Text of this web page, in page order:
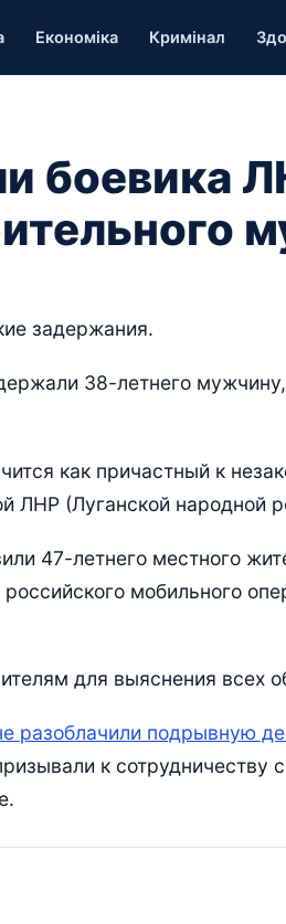
Економіка Кримінал
боевика
задержания.
38-летнего
как причастный к
(Луганской народной
47-летнего местного
мобильного
для выяснения всех
разоблачили подрывную
к сотрудничеству